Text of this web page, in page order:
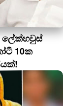
ලේක්හවුස්
10ක